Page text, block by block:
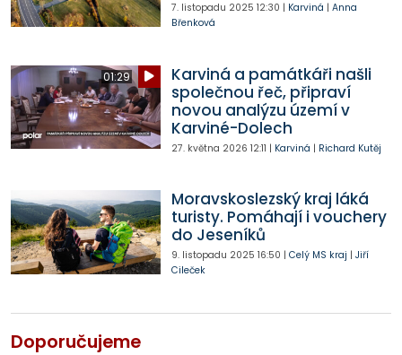
7. listopadu 2025 12:30 | Karviná | Anna
Břenková
01:29
Karviná a památkáři našli
společnou řeč, připraví
novou analýzu území v
Karviné-Dolech
27. května 2026 12:11 | Karviná | Richard Kutěj
Moravskoslezský kraj láká
turisty. Pomáhají i vouchery
do Jeseníků
9. listopadu 2025 16:50 | Celý MS kraj | Jiří
Cileček
Doporučujeme